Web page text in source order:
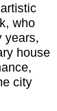
who
years,
house
city